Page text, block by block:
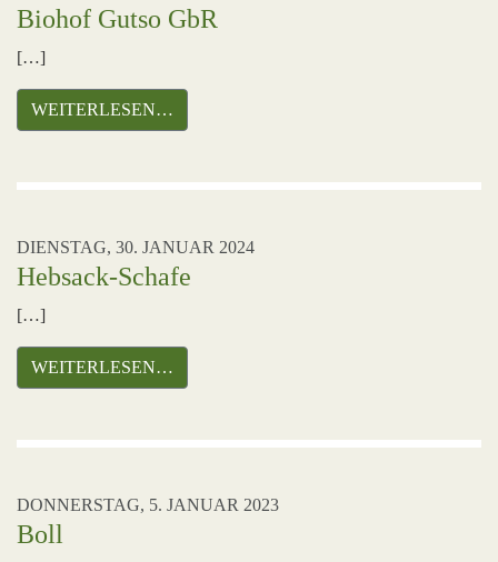
Biohof Gutso GbR
[…]
WEITERLESEN…
DIENSTAG, 30. JANUAR 2024
Hebsack-Schafe
[…]
WEITERLESEN…
DONNERSTAG, 5. JANUAR 2023
Boll